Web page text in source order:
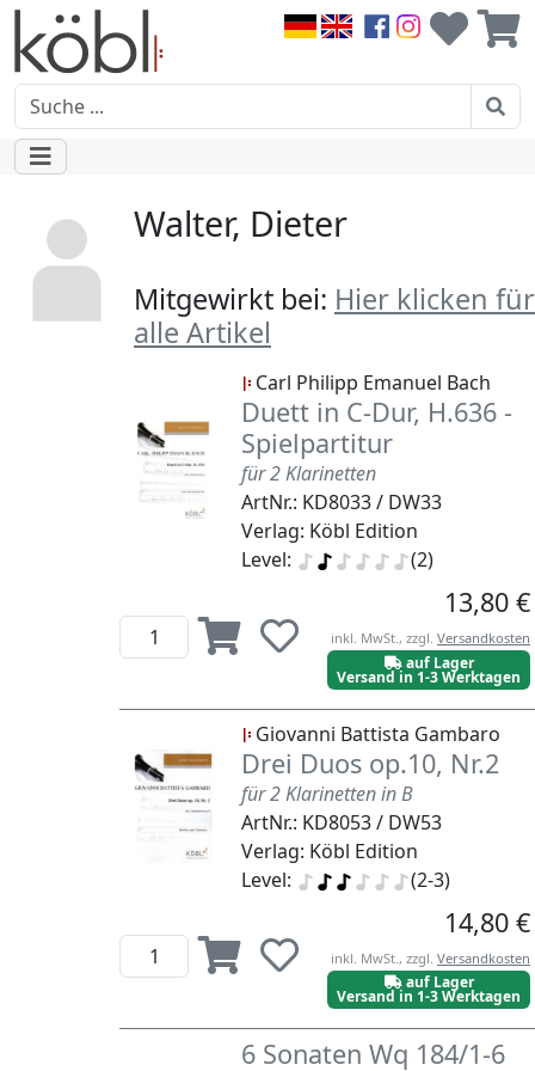
Walter, Dieter
Mitgewirkt bei: Hier klicken für
alle Artikel
Carl Philipp Emanuel Bach
Duett in C-Dur, H.636 -
Spielpartitur
für 2 Klarinetten
ArtNr.: KD8033 / DW33
Verlag: Köbl Edition
Level:
(2)
13,80 €
inkl. MwSt., zzgl. Versandkosten
auf Lager
Versand in 1-3 Werktagen
Giovanni Battista Gambaro
Drei Duos op.10, Nr.2
für 2 Klarinetten in B
ArtNr.: KD8053 / DW53
Verlag: Köbl Edition
Level:
(2-3)
14,80 €
inkl. MwSt., zzgl. Versandkosten
auf Lager
Versand in 1-3 Werktagen
6 Sonaten Wq 184/1-6